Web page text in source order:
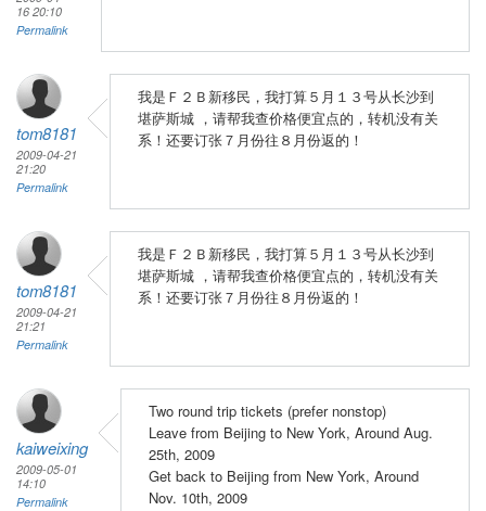
16 20:10
Permalink
tom8181
2009-04-21
21:20
Permalink
我是Ｆ２Ｂ新移民，我打算５月１３号从长沙到
堪萨斯城 ，请帮我查价格便宜点的，转机没有关
系！还要订张７月份往８月份返的！
tom8181
2009-04-21
21:21
Permalink
我是Ｆ２Ｂ新移民，我打算５月１３号从长沙到
堪萨斯城 ，请帮我查价格便宜点的，转机没有关
系！还要订张７月份往８月份返的！
kaiweixing
2009-05-01
14:10
Permalink
Two round trip tickets (prefer nonstop)
Leave from Beijing to New York, Around Aug.
25th, 2009
Get back to Beijing from New York, Around
Nov. 10th, 2009